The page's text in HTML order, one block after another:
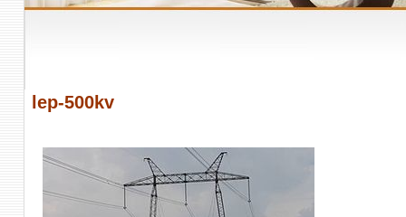
lep-500kv